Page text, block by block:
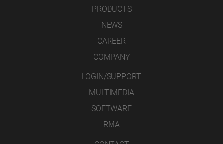
PRODUCTS
NEWS
CAREER
COMPANY
LOGIN/SUPPORT
MULTIMEDIA
SOFTWARE
RMA